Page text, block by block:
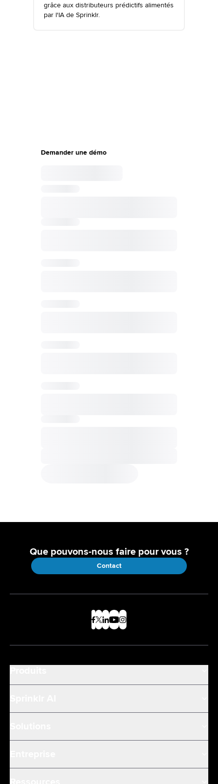
grâce aux distributeurs prédictifs alimentés
par l'IA de Sprinklr.
Demander une démo
Que pouvons-nous faire pour vous ?
Contact